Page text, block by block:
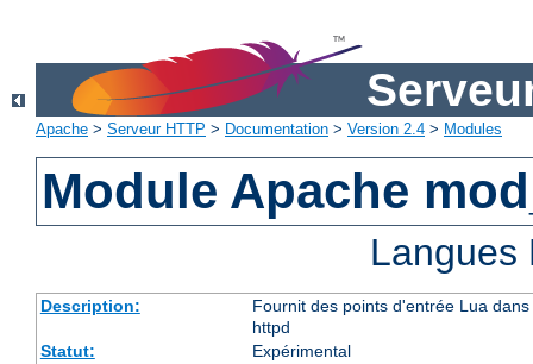
Apache > Serveur HTTP > Documentation > Version 2.4 > Modules
Module Apache
Description:
Fournit des points d'entrée Lua
httpd
Statut:
Expérimental